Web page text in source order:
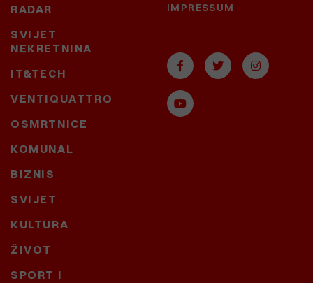
RADAR
SVIJET
NEKRETNINA
IT&TECH
VENTIQUATTRO
OSMRTNICE
KOMUNAL
BIZNIS
SVIJET
KULTURA
ŽIVOT
SPORT I
IMPRESSUM